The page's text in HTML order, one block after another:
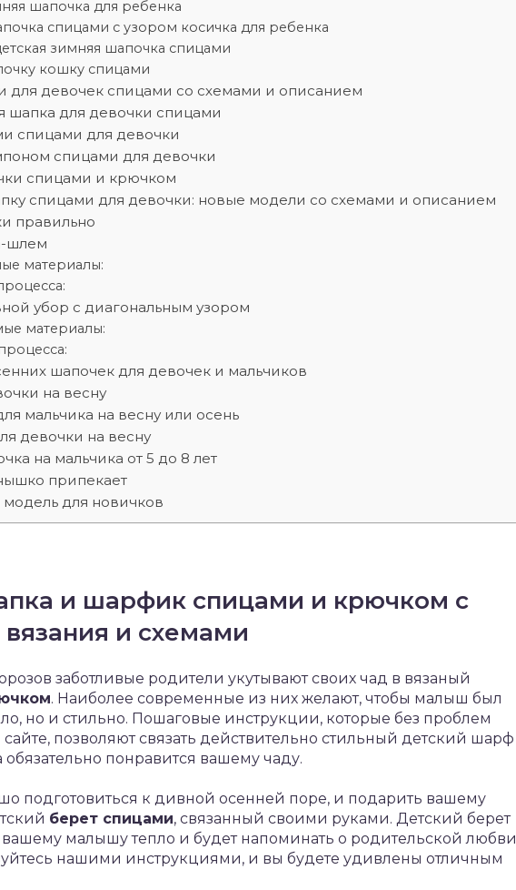
шапочка для ребенка
спицами с узором косичка для ребенка
зимняя шапочка спицами
кошку спицами
для девочек спицами со схемами и описанием
шапка для девочки спицами
спицами для девочки
спицами для девочки
спицами и крючком
спицами для девочки: новые модели со схемами и описанием
правильно
шлем
материалы:
убор с диагональным узором
материалы:
шапочек для девочек и мальчиков
на весну
мальчика на весну или осень
девочки на весну
на мальчика от 5 до 8 лет
припекает
модель для новичков
и шарфик спицами и крючком с
и схемами
заботливые родители укутывают своих чад в вязаный
. Наиболее современные из них желают, чтобы малыш был
но и стильно. Пошаговые инструкции, которые без проблем
позволяют связать действительно стильный детский шарф
понравится вашему чаду.
подготовиться к дивной осенней поре, и подарить вашему
берет спицами, связанный своими руками. Детский берет
малышу тепло и будет напоминать о родительской любви
нашими инструкциями, и вы будете удивлены отличным